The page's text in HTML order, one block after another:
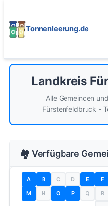
Tonnenleerung.de
Landkreis
Alle Gemeinden
Fürstenfeldbruck -
🏘️ Verfügbare
A B C D E F
M N O P Q R